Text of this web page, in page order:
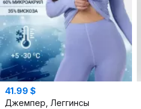
41.99 $
Джемпер, Леггинсы